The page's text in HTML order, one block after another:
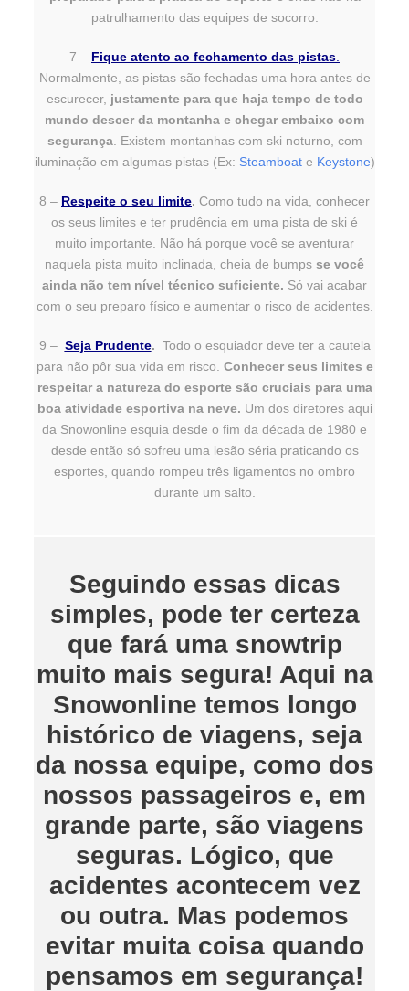
patrulhamento das equipes de socorro.
7 – Fique atento ao fechamento das pistas
Normalmente, as pistas são fechadas uma hora antes de
escurecer, justamente para que haja tempo de todo
mundo descer da montanha e chegar embaixo com
segurança. Existem montanhas com ski noturno, com
iluminação em algumas pistas (Ex: Steamboate Keystone)
8 – Respeite o seu limite. Como tudo na vida, conhecer
os seus limites e ter prudência em uma pista de ski é
muito importante. Não há porque você se aventurar
naquela pista muito inclinada, cheia de bumps se você
ainda não tem nível técnico suficiente. Só vai acabar
com o seu preparo físico e aumentar o risco de acidentes.
9 – Seja Prudente. Todo o esquiador deve ter a cautela
para não pôr sua vida em risco. Conhecer seus limites e
respeitar a natureza do esporte são cruciais para uma
boa atividade esportiva na neve. Um dos diretores aqui
da Snowonline esquia desde o fim da década de 1980 e
desde então só sofreu uma lesão séria praticando os
esportes, quando rompeu três ligamentos no ombro
durante um salto.
Seguindo essas dicas
simples, pode ter certeza
que fará uma snowtrip
muito mais segura! Aqui na
Snowonline temos longo
histórico de viagens, seja
da nossa equipe, como dos
nossos passageiros e, em
grande parte, são viagens
seguras. Lógico, que
acidentes acontecem vez
ou outra. Mas podemos
evitar muita coisa quando
pensamos em segurança!